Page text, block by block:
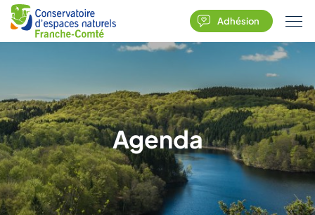
Adhésion
Agenda